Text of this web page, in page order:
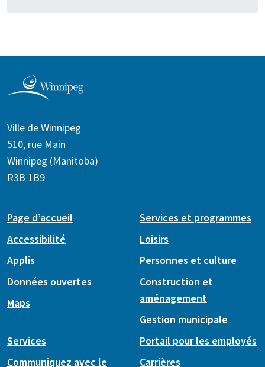
Ville de Winnipeg
510, rue Main
Winnipeg (Manitoba)
R3B 1B9
Page d’accueil
Accessibilité
Applis
Données ouvertes
Maps
Services et programmes
Loisirs
Personnes et culture
Construction et
aménagement
Gestion municipale
Services
Communiquez avec le
Portail pour les employés
Carrières